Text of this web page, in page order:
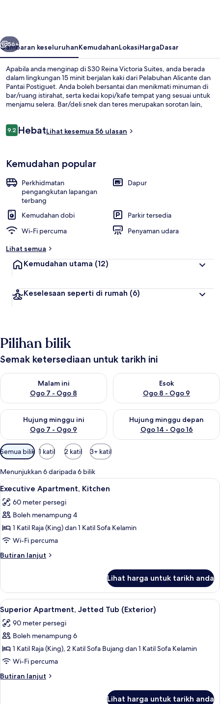
Seterusnya
56+
Gambaran keseluruhanKemudahanLokasiHargaDasar
Apabila anda menginap di S30 Reina Victoria Suites, anda berada
dalam lingkungan 15 minit berjalan kaki dari Pelabuhan Alicante dan
Pantai Postiguet. Anda boleh bersantai dan menikmati minuman di
bar/ruang istirahat, serta kedai kopi/kafe tempat yang sesuai untuk
menjamu selera. Bar/deli snek dan teres merupakan sorotan lain,
Ulasan
9.29.2 daripada 10
HebatLihat kesemua 56 ulasan
Kemudahan popular
Perkhidmatan
pengangkutan lapangan
terbang
Dapur
Kemudahan dobi
Parkir tersedia
Wi-Fi percuma
Penyaman udara
Lihat semua
Kemudahan utama (12)
Keselesaan seperti di rumah (6)
Pilihan bilik
Semak ketersediaan untuk tarikh ini
Malam ini
Ogo 7 - Ogo 8
Semak ketersediaan untuk malam ini Ogo 7 - Ogo 8
Esok
Ogo 8 - Ogo 9
Semak ketersediaan untuk
Hujung minggu ini
Ogo 7 - Ogo 9
Semak ketersediaan untuk hujung minggu ini Ogo 7 - Ogo 9
Hujung minggu depan
Ogo 14 - Ogo 16
Semak ketersediaan untuk
Penapis
yang
tersedia
untuk
bilik
Semua bilik 1 katil 2 katil 3+ katil
Menunjukkan 6 daripada 6 bilik
Lihat
semua
foto
untuk
Executive
Apartment,
Kitchen
Executive Apartment, Kitchen |
7
Executive Apartment, Kitchen
60 meter persegi
Boleh menampung 4
1 Katil Raja (King) dan 1 Katil Sofa Kelamin
Wi-Fi percuma
Butiran lanjut
Butiran
Apartment,
Kitchen
Lihat harga untuk tarikh anda
Lihat
semua
foto
untuk
Superior
Apartment,
Jetted
Tub
Superior Apartment, Jetted Tub
7
Superior Apartment, Jetted Tub (Exterior)
90 meter persegi
Boleh menampung 6
1 Katil Raja (King), 2 Katil Sofa Bujang dan 1 Katil Sofa Kelamin
Wi-Fi percuma
Butiran lanjut
Butiran
Lihat harga untuk tarikh anda